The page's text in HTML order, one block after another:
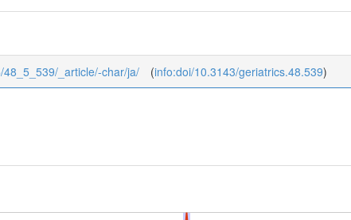
_article/-char/ja/ (info:doi/10.3143/geriatrics.48.539)